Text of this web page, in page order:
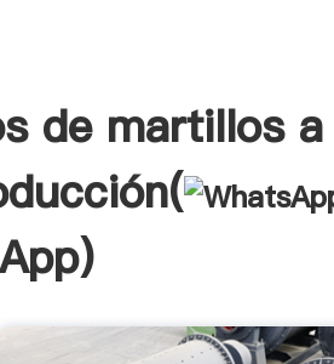
de martillos a
)